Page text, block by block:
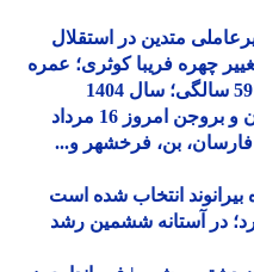
متدین در استقلال
فریبا کوثری؛ عمره
جدول قطعی برق شهرکرد، لردگان و بروجن امروز 16 مرداد
بن، فرخشهر و...
انتخاب شده است
کرد؛ در آستانه ششمین رشد